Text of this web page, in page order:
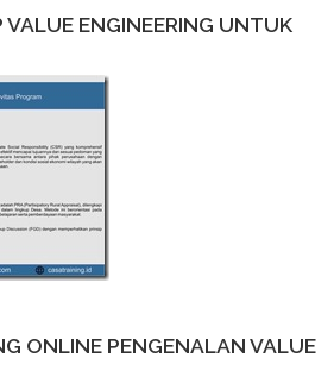
VALUE ENGINEERING UNTUK
ONLINE PENGENALAN VALUE